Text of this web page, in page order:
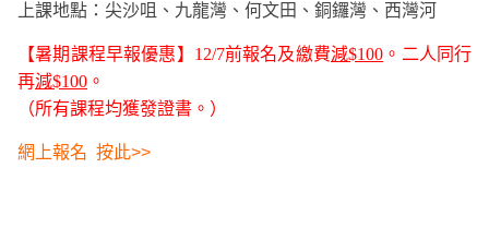
上課地點：尖沙咀、九龍灣、何文田、銅鑼灣、西灣河
【暑期課程早報優惠】12/7前報名及繳費減$100 。二人同行
再減$100 。
（所有課程均獲發證書。）
網上報名 按此>>